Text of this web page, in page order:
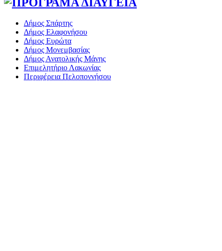
Δήμος Σπάρτης
Δήμος Ελαφονήσου
Δήμος Ευρώτα
Δήμος Μονεμβασίας
Δήμος Ανατολικής Μάνης
Επιμελητήριο Λακωνίας
Περιφέρεια Πελοποννήσου